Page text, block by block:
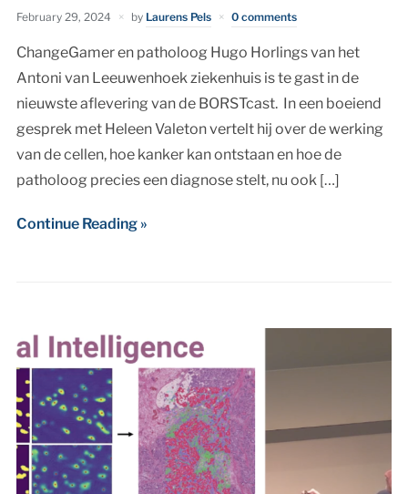
February 29, 2024 by Laurens Pels 0 comments
ChangeGamer en patholoog Hugo Horlings van het
Antoni van Leeuwenhoek ziekenhuis is te gast in de
nieuwste aflevering van de BORSTcast. In een boeiend
gesprek met Heleen Valeton vertelt hij over de werking
van de cellen, hoe kanker kan ontstaan en hoe de
patholoog precies een diagnose stelt, nu ook […]
Continue Reading »